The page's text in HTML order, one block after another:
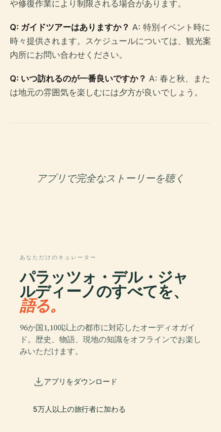
や修復作業により制限される場合があります。
Q: ガイドツアーはありますか？ A: 特別イベント時に
時々提供されます。スケジュールについては、観光案
内所にお問い合わせください。
Q: いつ訪れるのが一番良いですか？ A: 春と秋、また
は地元の雰囲気を楽しむには夕方が良いでしょう。
アプリで完全なストーリーを聴く
あなただけのキュレーター
パラッツォ・デル・ジャ
ルディーノのすべてを、
語る。
96か国1,100以上の都市に対応したオーディオガイ
ド。歴史、物語、現地の知識をオフラインでお楽し
みいただけます。
アプリをダウンロード
5万人以上の旅行者に加わる